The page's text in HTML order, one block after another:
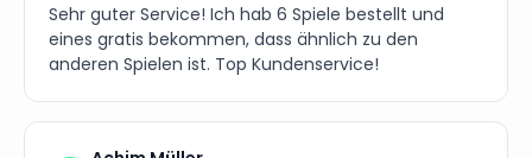
Sehr guter Service! Ich hab 6 Spiele bestellt und
eines gratis bekommen, dass ähnlich zu den
anderen Spielen ist. Top Kundenservice!